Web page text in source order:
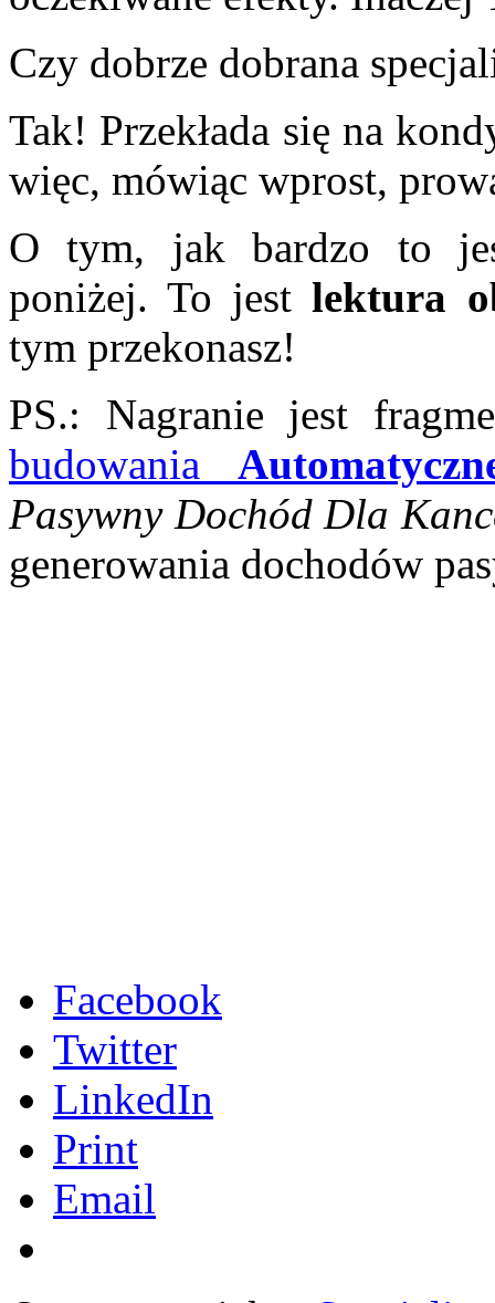
Czy dobrze dobrana
Tak! Przekłada się na
więc, mówiąc wprost,
O tym, jak bardzo to
poniżej. To jestlektura
tym przekonasz!
PS.: Nagranie jest
budowania
Pasywny Dochód Dla
generowania dochodów
Facebook
Twitter
LinkedIn
Print
Email